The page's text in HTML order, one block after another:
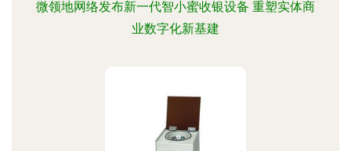
微领地网络发布新一代智小蜜收银设备 重塑实体商
业数字化新基建